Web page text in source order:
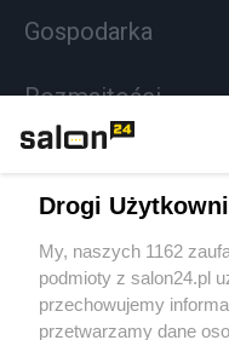
Gospodarka
Rozmaitości
Sport
Społeczeństwo
Drogi
My, naszych 1162
podmioty z salon24.pl
przechowujemy
przetwarzamy dane